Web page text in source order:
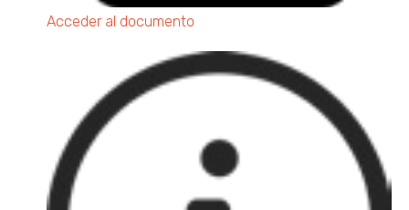
Acceder al documento